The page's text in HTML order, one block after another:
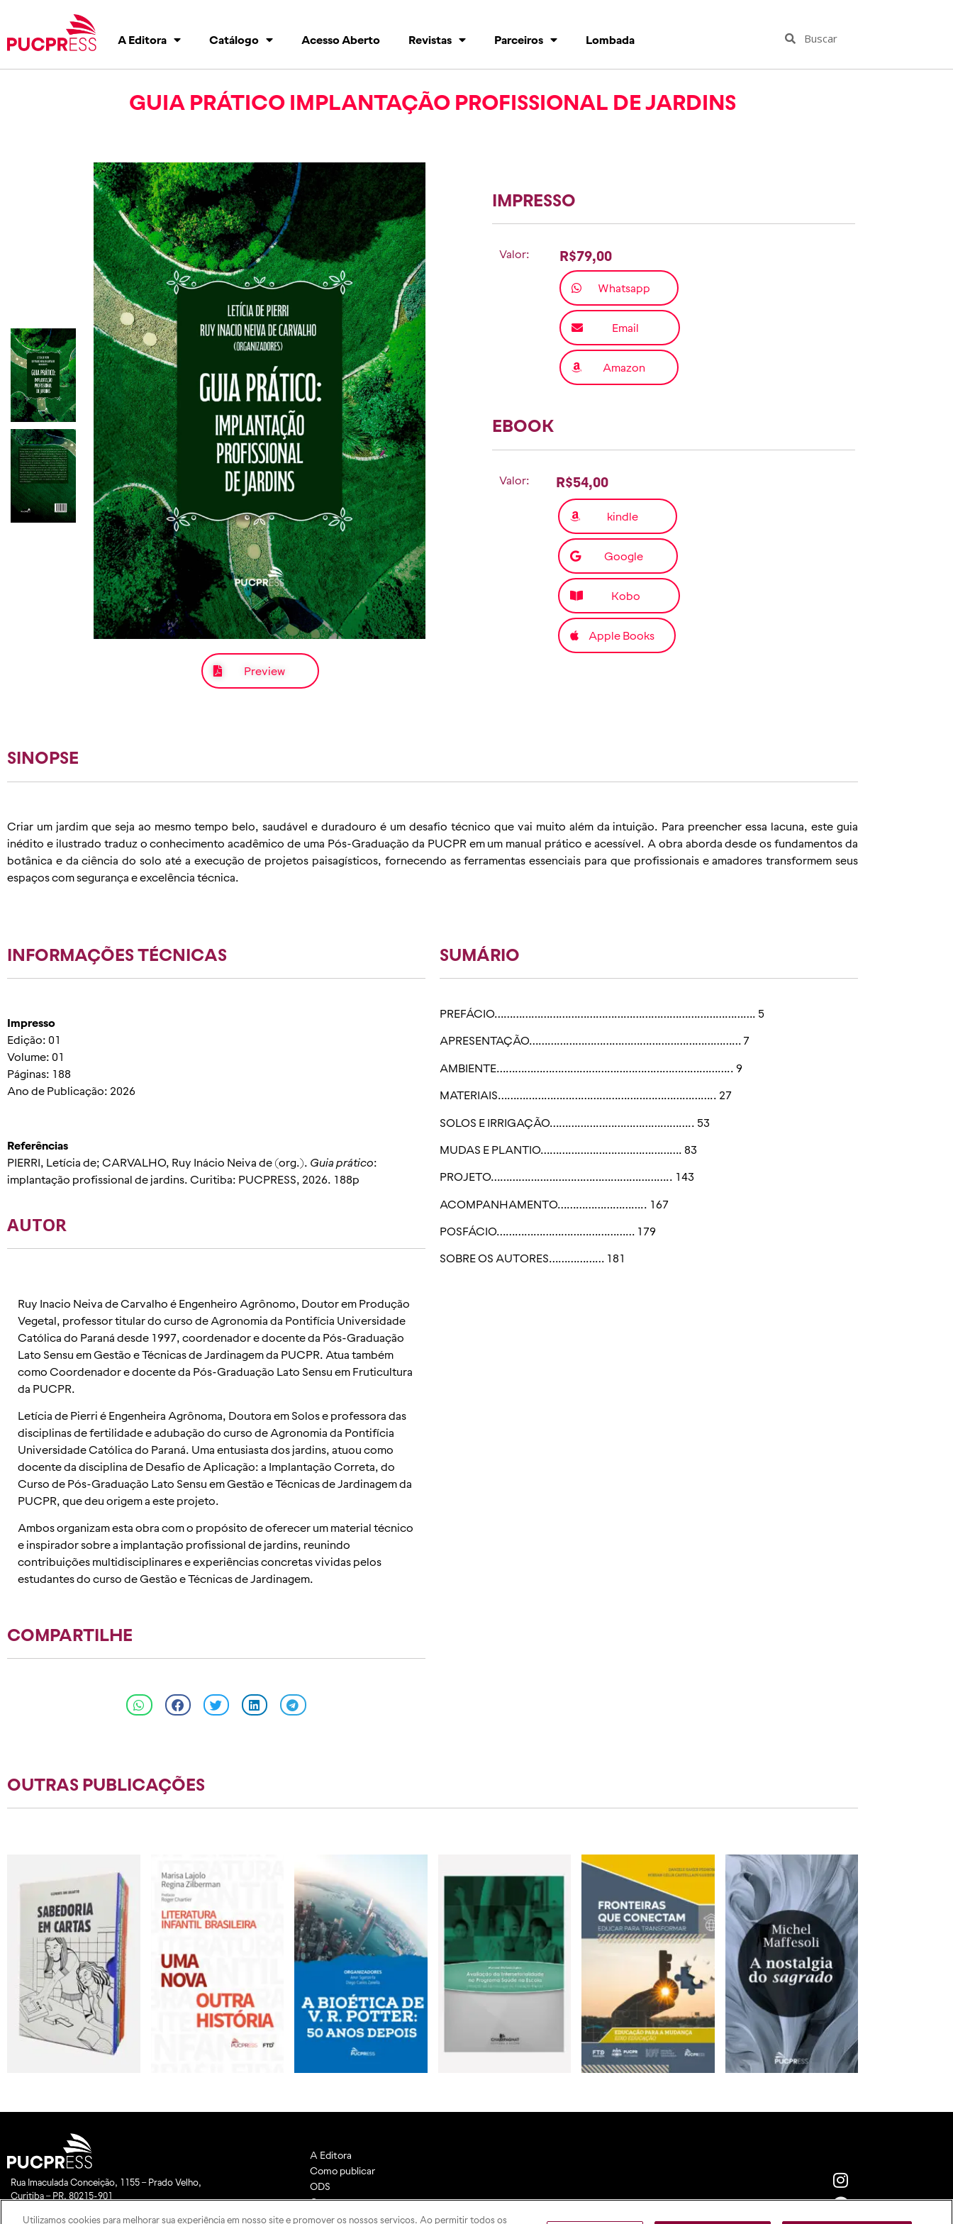
A Editora Catálogo Acesso Aberto Revistas Parceiros Lombada
GUIA PRÁTICO IMPLANTAÇÃO PROFISSIONAL DE JARDINS
Preview
IMPRESSO
Valor: R$79,00
Whatsapp
Email
Amazon
EBOOK
Valor: R$54,00
kindle
Google
Kobo
Apple Books
SINOPSE
Criar um jardim que seja ao mesmo tempo belo, saudável e duradouro é um desafio técnico que vai muito além da intuição. Para preencher essa lacuna, este guia
inédito e ilustrado traduz o conhecimento acadêmico de uma Pós-Graduação da PUCPR em um manual prático e acessível. A obra aborda desde os fundamentos da
botânica e da ciência do solo até a execução de projetos paisagísticos, fornecendo as ferramentas essenciais para que profissionais e amadores transformem seus
espaços com segurança e excelência técnica.
INFORMAÇÕES TÉCNICAS
Impresso
Edição: 01
Volume: 01
Páginas: 188
Ano de Publicação: 2026
Referências
PIERRI, Letícia de; CARVALHO, Ruy Inácio Neiva de (org.). Guia prático:
implantação profissional de jardins. Curitiba: PUCPRESS, 2026. 188p
AUTOR
Ruy Inacio Neiva de Carvalho é Engenheiro Agrônomo, Doutor em Produção
Vegetal, professor titular do curso de Agronomia da Pontifícia Universidade
Católica do Paraná desde 1997, coordenador e docente da Pós-Graduação
Lato Sensu em Gestão e Técnicas de Jardinagem da PUCPR. Atua também
como Coordenador e docente da Pós-Graduação Lato Sensu em Fruticultura
da PUCPR.
Letícia de Pierri é Engenheira Agrônoma, Doutora em Solos e professora das
disciplinas de fertilidade e adubação do curso de Agronomia da Pontifícia
Universidade Católica do Paraná. Uma entusiasta dos jardins, atuou como
docente da disciplina de Desafio de Aplicação: a Implantação Correta, do
Curso de Pós-Graduação Lato Sensu em Gestão e Técnicas de Jardinagem da
PUCPR, que deu origem a este projeto.
Ambos organizam esta obra com o propósito de oferecer um material técnico
e inspirador sobre a implantação profissional de jardins, reunindo
contribuições multidisciplinares e experiências concretas vividas pelos
estudantes do curso de Gestão e Técnicas de Jardinagem.
COMPARTILHE
SUMÁRIO
PREFÁCIO…………………………………………………………………………. 5
APRESENTAÇÃO…………………………………………………………… 7
AMBIENTE………………………………………………………………….. 9
MATERIAIS…………………………………………………………….. 27
SOLOS E IRRIGAÇÃO……………………………………….. 53
MUDAS E PLANTIO………………………………………. 83
PROJETO………………………………………………….. 143
ACOMPANHAMENTO……………………….. 167
POSFÁCIO……………………………………… 179
SOBRE OS AUTORES……………… 181
OUTRAS PUBLICAÇÕES
Rua Imaculada Conceição, 1155 – Prado Velho,
Curitiba – PR, 80215-901
A Editora
Como publicar
ODS
Contato
Utilizamos cookies para melhorar sua experiência em nosso site e promover os nossos serviços. Ao permitir todos os